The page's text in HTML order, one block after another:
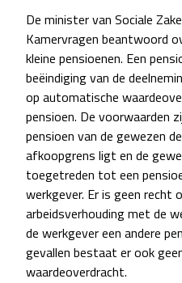
De minister van Sociale
Kamervragen beantwoord
kleine pensioenen. Een
beëindiging van de
op automatische
pensioen. De voorwaarden
pensioen van de gewezen
afkoopgrens ligt en de
toegetreden tot een
werkgever. Er is geen recht
arbeidsverhouding met de
de werkgever een andere
gevallen bestaat er ook
waardeoverdracht.